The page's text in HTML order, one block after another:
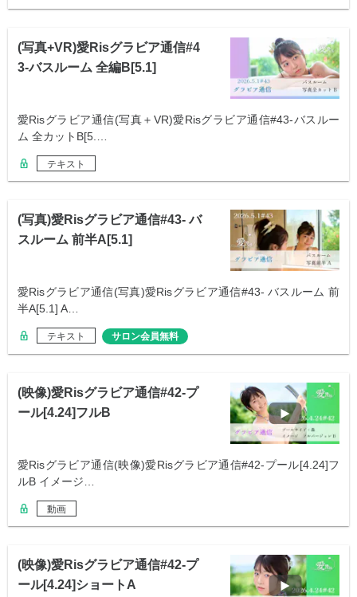
(写真+VR)愛Risグラビア通信#4
3-バスルーム 全編B[5.1]
愛Risグラビア通信(写真＋VR)愛Risグラビア通信#43-バスルー
ム 全カットB[5.…
テキスト
(写真)愛Risグラビア通信#43- バ
スルーム 前半A[5.1]
愛Risグラビア通信(写真)愛Risグラビア通信#43- バスルーム 前
半A[5.1] A…
テキスト サロン会員無料
(映像)愛Risグラビア通信#42-プ
ール[4.24]フルB
愛Risグラビア通信(映像)愛Risグラビア通信#42-プール[4.24]フ
ルB イメージ…
動画
(映像)愛Risグラビア通信#42-プ
ール[4.24]ショートA